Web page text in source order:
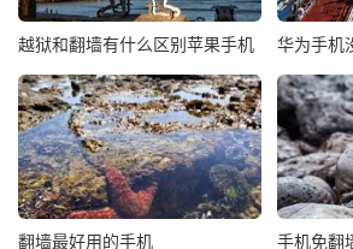
越狱和翻墙有什么区别苹果手机 华为手机
翻墙最好用的手机 手机免翻